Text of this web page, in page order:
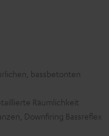
bassbetonten
Räumlichkeit
Downfiring Bassreflex